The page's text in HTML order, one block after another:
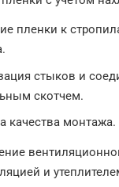
пленки к
стыков и
скотчем.
качества монтажа.
и